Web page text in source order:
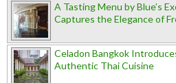
A Tasting Menu by Blue’s
Captures the Elegance of
Celadon Bangkok
Authentic Thai Cuisine